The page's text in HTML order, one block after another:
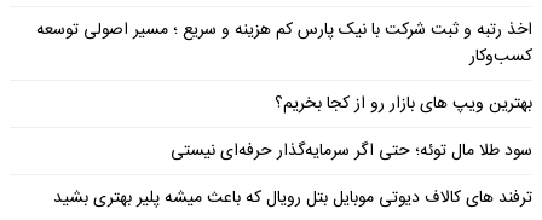
اخذ رتبه و ثبت شرکت با نیک پارس کم هزینه و سریع ؛ مسیر اصولی توسعه
کسب‌وکار
بهترین ویپ های بازار رو از کجا بخریم؟
سود طلا مال توئه؛ حتی اگر سرمایه‌گذار حرفه‌ای نیستی
ترفند های کالاف دیوتی موبایل بتل رویال که باعث میشه پلیر بهتری بشید